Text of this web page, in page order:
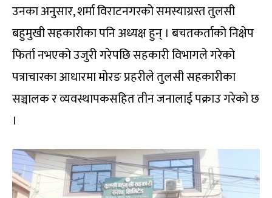
उनका अनुसार, शर्मा विराटनगरको समस्याग्रस्त तुलसी
बहुमुखी सहकारीका पनि अध्यक्ष हुन् । बचतकर्ताको निक्षेप
फिर्ता नभएको उजुरी गरेपछि सहकारी विभागले गरेको
पत्राचारका आधारमा मोरङ प्रहरीले तुलसी सहकारीका
सञ्चालक र व्यवस्थापकसहित तीन जनालाई पक्राउ गरेको छ
।